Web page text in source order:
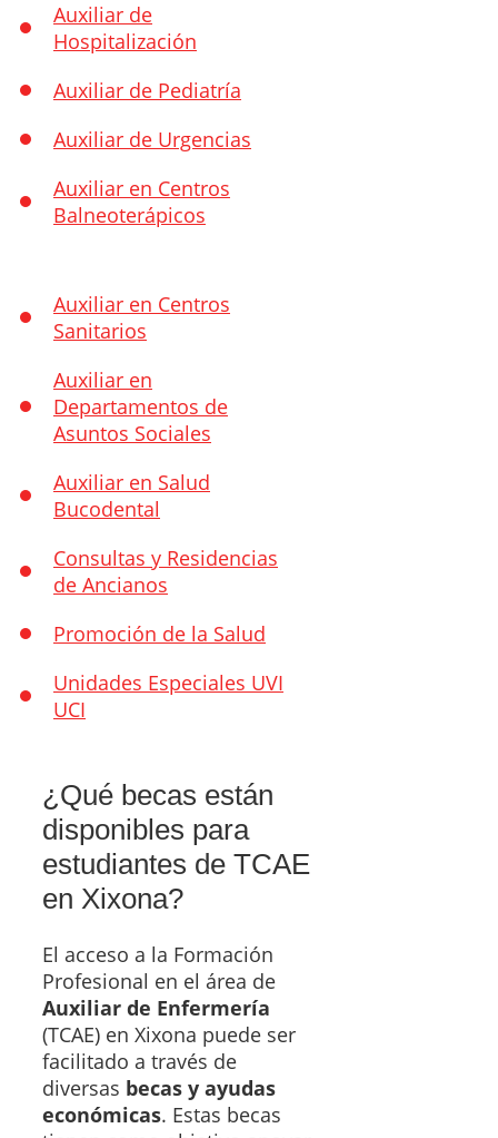
Auxiliar de
Hospitalización
Auxiliar de Pediatría
Auxiliar de Urgencias
Auxiliar en Centros
Balneoterápicos
Auxiliar en Centros
Sanitarios
Auxiliar en
Departamentos de
Asuntos Sociales
Auxiliar en Salud
Bucodental
Consultas y Residencias
de Ancianos
Promoción de la Salud
Unidades Especiales UVI
UCI
¿Qué becas están
disponibles para
estudiantes de TCAE
en Xixona?
El acceso a la Formación
Profesional en el área de
Auxiliar de Enfermería
(TCAE) en Xixona puede ser
facilitado a través de
diversas becas y ayudas
económicas. Estas becas